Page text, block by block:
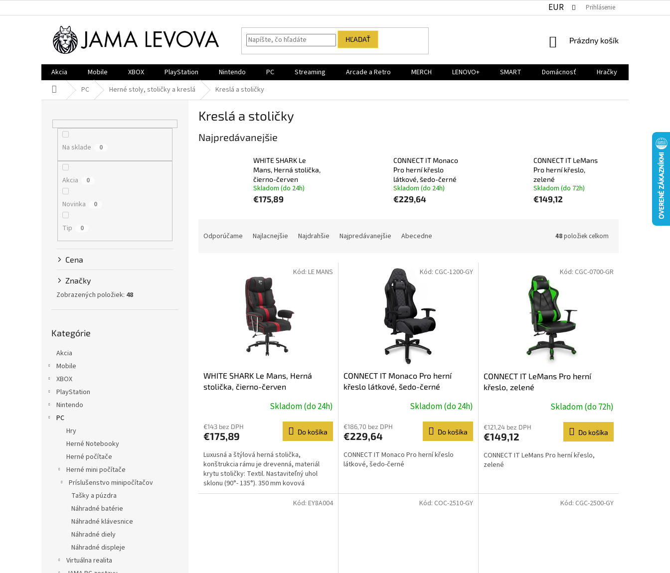
na
EUR Prihlásenie
HĽADAŤ
NÁKUPNÝ
Prázdny košík
Akcia Mobile XBOX PlayStation Nintendo PC Streaming Arcade a Retro MERCH LENOVO+ SMART Domácnosť
Hračky
DomovPC Herné stoly, stoličky a kreslá Kreslá a stoličky
Na sklade 0
Akcia 0
Novinka 0
Tip 0
Cena
Značky
Zobrazených položiek: 48
kategórie
Kategórie
Akcia
Mobile
XBOX
PlayStation
Nintendo
PC
Hry
Herné Notebooky
Herné počítače
Herné mini počítače
Príslušenstvo minipočítačov
Tašky a púzdra
Náhradné batérie
Náhradné klávesnice
Náhradné diely
Náhradné displeje
Virtuálna realita
Kreslá a stoličky
Najpredávanejšie
WHITE SHARK Le
Mans, Herná stolička,
čierno-červen
Skladom (do 24h)
€175,89
CONNECT IT Monaco
Pro herní křeslo
látkové, šedo-černé
Skladom (do 24h)
€229,64
CONNECT IT LeMans
Pro herní křeslo,
zelené
Skladom (do 72h)
€149,12
Odporúčame Najlacnejšie Najdrahšie Najpredávanejšie Abecedne 48položiek celkom
WHITE SHARK Le Mans, Herná
stolička, čierno-červen
Skladom (do 24h)
€143 bez DPH
€175,89 Do košíka
Luxusná a štýlová herná stolička,
konštrukcia rámu je drevenná, materiál
krytu stoličky: Textil. Nastaviteľný uhol
sklonu (90°- 135°). 350 mm kovová
základňa. Rozmer a materiál...
Kód: LE MANS
CONNECT IT Monaco Pro herní
křeslo látkové, šedo-černé
Skladom (do 24h)
€186,70 bez DPH
€229,64 Do košíka
CONNECT IT Monaco Pro herní křeslo
látkové, šedo-černé
Kód: CGC-1200-GY
CONNECT IT LeMans Pro herní
křeslo, zelené
Skladom (do 72h)
€121,24 bez DPH
€149,12 Do košíka
CONNECT IT LeMans Pro herní křeslo,
zelené
Kód: CGC-0700-GR
Kód: EY8A004 Kód: COC-2510-GY Kód: CGC-2500-GY